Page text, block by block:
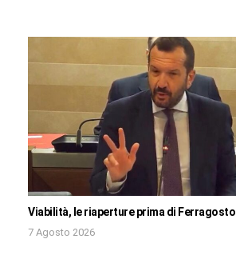
Viabilità, le riaperture prima di Ferragosto
7 Agosto 2026